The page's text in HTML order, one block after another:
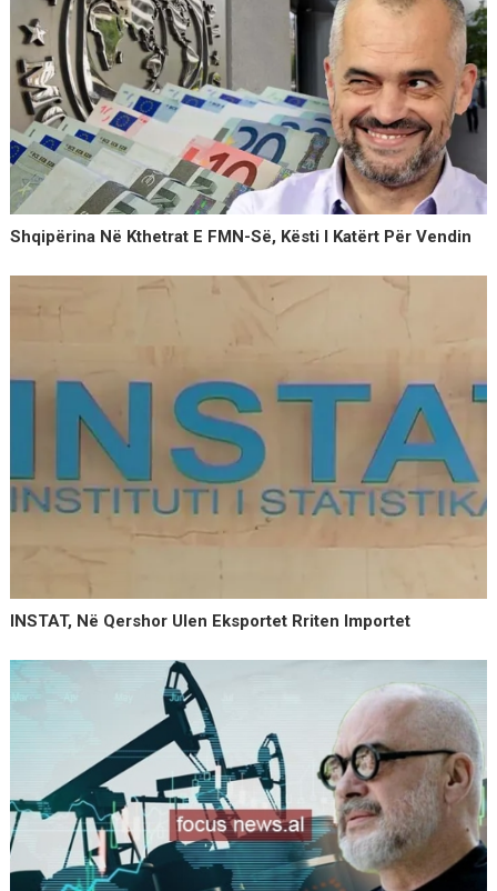
Shqipërina Në Kthetrat E FMN-Së, Kësti I Katërt Për Vendin
INSTAT, Në Qershor Ulen Eksportet Rriten Importet